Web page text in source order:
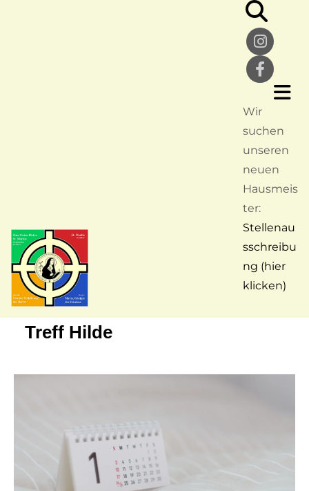
Wir
suchen
unseren
neuen
Hausmeis
ter:
Stellenau
sschreibu
ng (hier
klicken)
Treff Hilde